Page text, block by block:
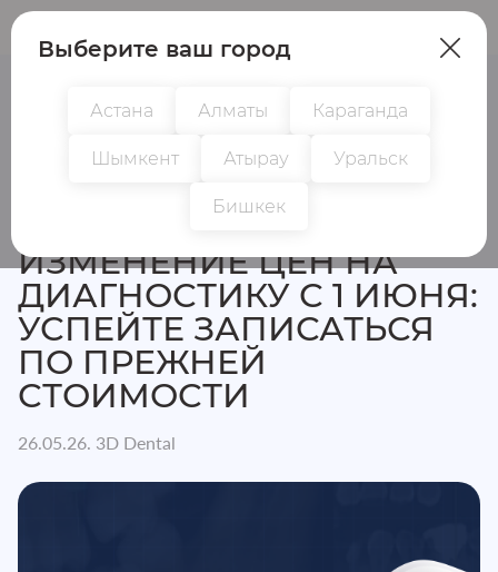
Изменение цен на диагностику с
ИЗМЕНЕНИЕ ЦЕН НА
ДИАГНОСТИКУ С 1 ИЮНЯ:
УСПЕЙТЕ ЗАПИСАТЬСЯ
ПО ПРЕЖНЕЙ
СТОИМОСТИ
26.05.26. 3D Dental
Выберите ваш город
Астана Алматы Караганда
Шымкент Атырау Уральск
Бишкек